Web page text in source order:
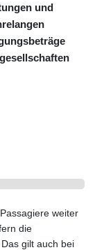
und
weiter
die
gilt auch bei